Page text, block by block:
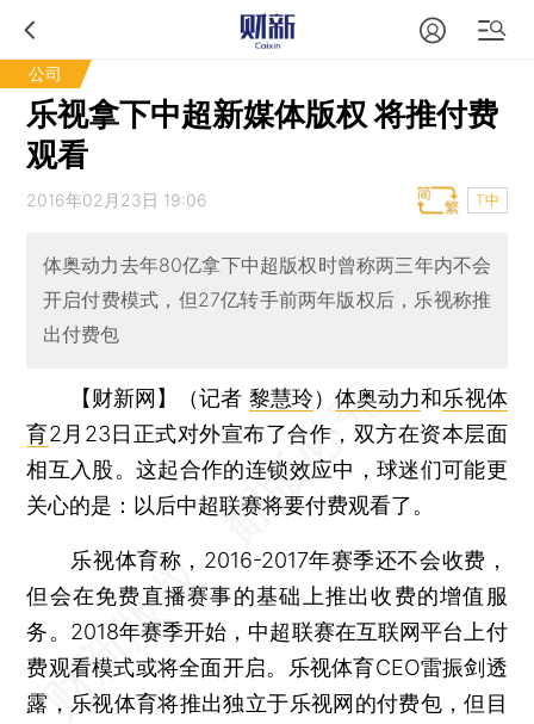
公司
乐视拿下中超新媒体版权 将推付费
观看
2016年02月23日 19:06 T中
体奥动力去年80亿拿下中超版权时曾称两三年内不会
开启付费模式，但27亿转手前两年版权后，乐视称推
出付费包
【财新网】（记者 黎慧玲） 体奥动力和乐视体
育2月23日正式对外宣布了合作，双方在资本层面
相互入股。这起合作的连锁效应中，球迷们可能更
关心的是：以后中超联赛将要付费观看了。
乐视体育称，2016-2017年赛季还不会收费，
但会在免费直播赛事的基础上推出收费的增值服
务。2018年赛季开始，中超联赛在互联网平台上付
费观看模式或将全面开启。乐视体育CEO雷振剑透
露，乐视体育将推出独立于乐视网的付费包，但目